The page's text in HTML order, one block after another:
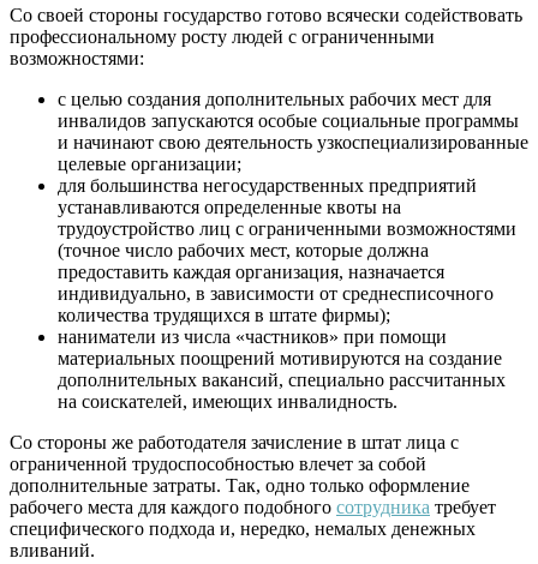
Со своей стороны государство готово всячески содействовать
профессиональному росту людей с ограниченными
возможностями:
с целью создания дополнительных рабочих мест для
инвалидов запускаются особые социальные программы
и начинают свою деятельность узкоспециализированные
целевые организации;
для большинства негосударственных предприятий
устанавливаются определенные квоты на
трудоустройство лиц с ограниченными возможностями
(точное число рабочих мест, которые должна
предоставить каждая организация, назначается
индивидуально, в зависимости от среднесписочного
количества трудящихся в штате фирмы);
наниматели из числа «частников» при помощи
материальных поощрений мотивируются на создание
дополнительных вакансий, специально рассчитанных
на соискателей, имеющих инвалидность.
Со стороны же работодателя зачисление в штат лица с
ограниченной трудоспособностью влечет за собой
дополнительные затраты. Так, одно только оформление
рабочего места для каждого подобного сотрудника требует
специфического подхода и, нередко, немалых денежных
вливаний.